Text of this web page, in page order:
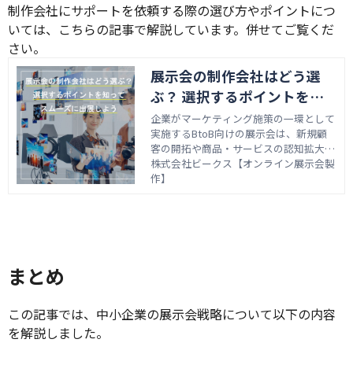
制作会社にサポートを依頼する際の選び方やポイントにつ
いては、こちらの記事で解説しています。併せてご覧くだ
さい。
展示会の制作会社はどう選
ぶ？ 選択するポイントを知
ってスムーズに出展しよう
企業がマーケティング施策の一環として
実施するBtoB向けの展示会は、新規顧
客の開拓や商品・サービスの認知拡大な
どにつなげるための機会となります。展
示会の参加にあたっては、レイアウトの
を選ぶときに何をチェックすればよいの
株式会社ビークス【オンライン展示会製
作】
まとめ
この記事では、中小企業の展示会戦略について以下の内容
を解説しました。